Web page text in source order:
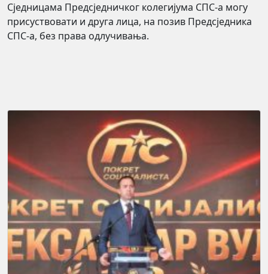
Сједницама Предсједничког колегијума СПС‐а могу
присуствовати и друга лица, на позив Предсједника
СПС-а, без права одлучивања.